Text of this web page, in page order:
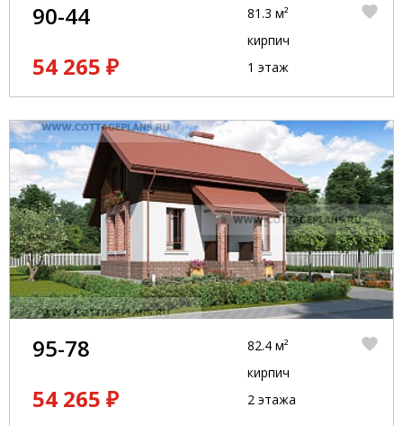
90-44
54 265 ₽
81.3 м²
кирпич
1 этаж
95-78
54 265 ₽
82.4 м²
кирпич
2 этажа